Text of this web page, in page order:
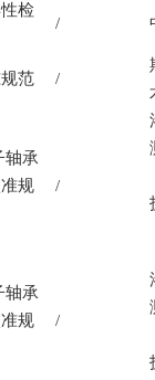
检
/
范 /
轴承
规
/
轴承
规
/